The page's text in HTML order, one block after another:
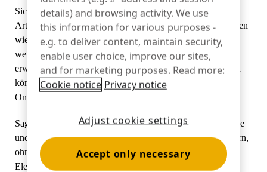
Bildung
Sicherheitskameras und elektronischen
Artikelüberwachungssystemen (EAS) bis hin zu Innovationen
wie intelligenten Regalsystemen und KI-gestützter Analytik
werden die Maßnahmen zur Diebstahlsicherung ständig
erweitert. Aber was wäre, wenn es eine gäbe, die Sie nutzen
könnten, ohne dass die Kunden verärgert warten und zu
Online-Shopping-Plattformen rennen müssen?
Sagen Sie hallo zuInVue's Zips. Zips ist eine kosteneffektive
und skalierbare Möglichkeit, Waren in der Auslage zu sichern,
ohne sie für Kunden unzugänglich zu machen. Ob Sie nun
Elektrowerkzeuge, Unterhaltungselektronik, Kleidung,
details) and browsing activity. We use
this information for various purposes -
e.g. to deliver content, maintain security,
enable user choice, improve our sites,
and for marketing purposes. Read more:
Cookie notice Privacy notice
Adjust cookie settings
Accept only necessary